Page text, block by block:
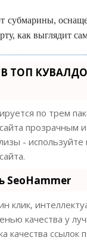
субмарины,
как выглядит
ТОП
по трем
прозрачным
-
SeoHammer
качества у
качества